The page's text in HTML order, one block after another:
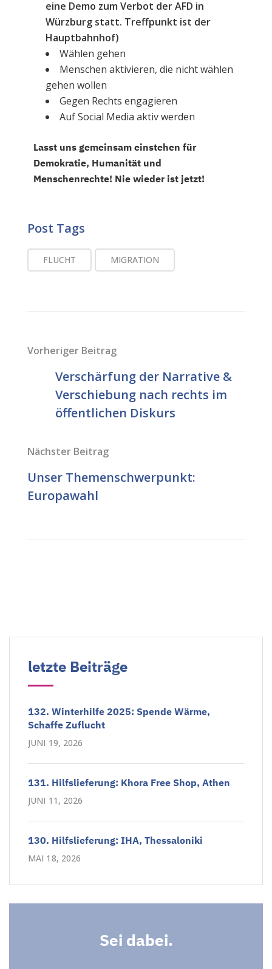
eine Demo zum Verbot der AFD in
Würzburg statt. Treffpunkt ist der
Hauptbahnhof)
Wählen gehen
Menschen aktivieren, die nicht wählen
gehen wollen
Gegen Rechts engagieren
Auf Social Media aktiv werden
Lasst uns gemeinsam einstehen für
Demokratie, Humanität und
Menschenrechte! Nie wieder ist jetzt!
Post Tags
FLUCHT MIGRATION
Vorheriger Beitrag
Verschärfung der Narrative &
Verschiebung nach rechts im
öffentlichen Diskurs
Nächster Beitrag
Unser Themenschwerpunkt:
Europawahl
letzte Beiträge
132. Winterhilfe 2025: Spende Wärme,
Schaffe Zuflucht
JUNI 19, 2026
131. Hilfslieferung: Khora Free Shop, Athen
JUNI 11, 2026
130. Hilfslieferung: IHA, Thessaloniki
MAI 18, 2026
Sei dabei.